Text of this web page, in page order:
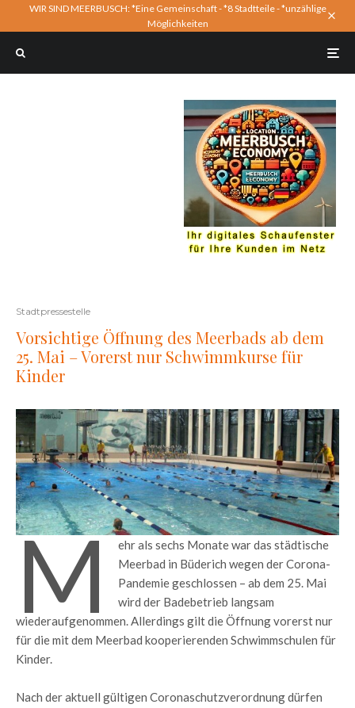
WIR SIND MEERBUSCH: *Eine Gemeinschaft - *8 Stadtteile - *unzählige
Möglichkeiten
Stadtpressestelle
Vorsichtige Öffnung des Meerbads ab dem
25. Mai – Vorerst nur Schwimmkurse für
Kinder
M
ehr als sechs Monate war das städtische
Meerbad in Büderich wegen der Corona-
Pandemie geschlossen – ab dem 25. Mai
wird der Badebetrieb langsam
wiederaufgenommen. Allerdings gilt die Öffnung vorerst nur
für die mit dem Meerbad kooperierenden Schwimmschulen für
Kinder.
Nach der aktuell gültigen Coronaschutzverordnung dürfen